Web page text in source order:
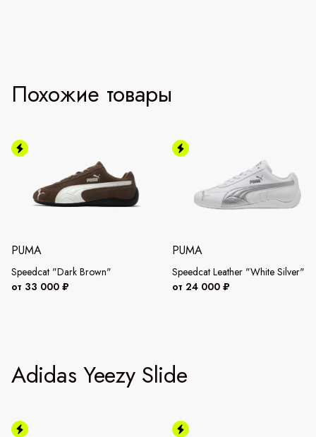
Похожие товары
PUMA
Speedcat "Dark Brown"
от 33 000 ₽
PUMA
Speedcat Leather "White Silver"
от 24 000 ₽
Adidas Yeezy Slide